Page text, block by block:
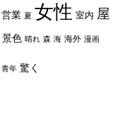
営業 夏 女性 室内 屋
景色 晴れ 森 海 海外 漫画
青年 驚く